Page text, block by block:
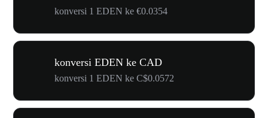
konversi 1 EDEN ke €0.0354
konversi EDEN ke CAD
konversi 1 EDEN ke C$0.0572